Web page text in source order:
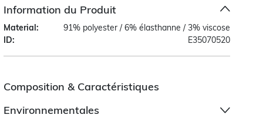
Information du Produit
Material:
91% polyester / 6% élasthanne / 3% viscose
ID:
E35070520
Composition & Caractéristiques
Environnementales